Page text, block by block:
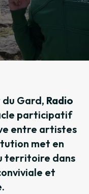
du Gard, Radio
participatif
entre artistes
met en
territoire dans
et